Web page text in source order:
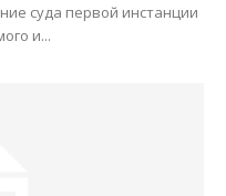
суда первой инстанции
и...